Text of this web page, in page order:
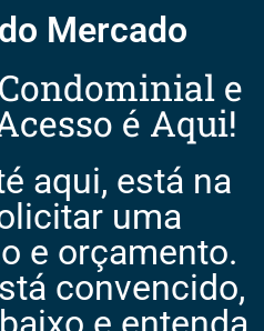
Mercado
e
é Aqui!
aqui, está na
uma
e orçamento.
convencido,